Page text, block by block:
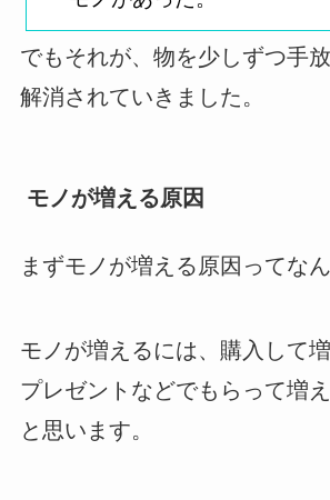
でもそれが、物を少しずつ手
解消されていきました。
モノが増える原因
まずモノが増える原因ってな
モノが増えるには、購入して増
プレゼントなどでもらって増
と思います。